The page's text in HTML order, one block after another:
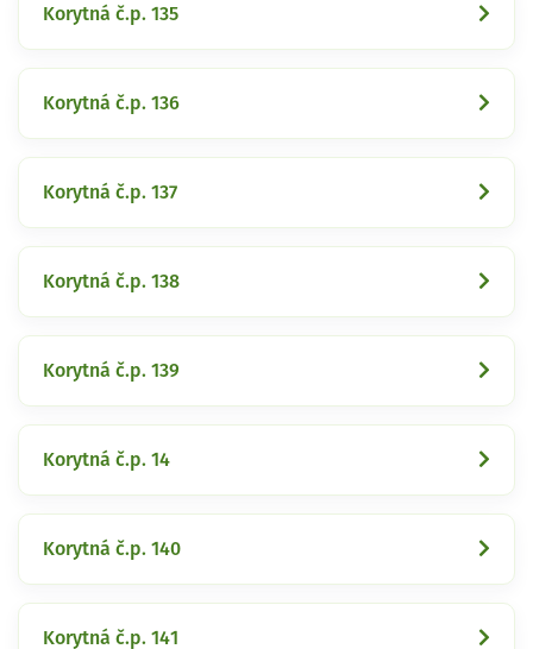
Korytná č.p. 135
Korytná č.p. 136
Korytná č.p. 137
Korytná č.p. 138
Korytná č.p. 139
Korytná č.p. 14
Korytná č.p. 140
Korytná č.p. 141